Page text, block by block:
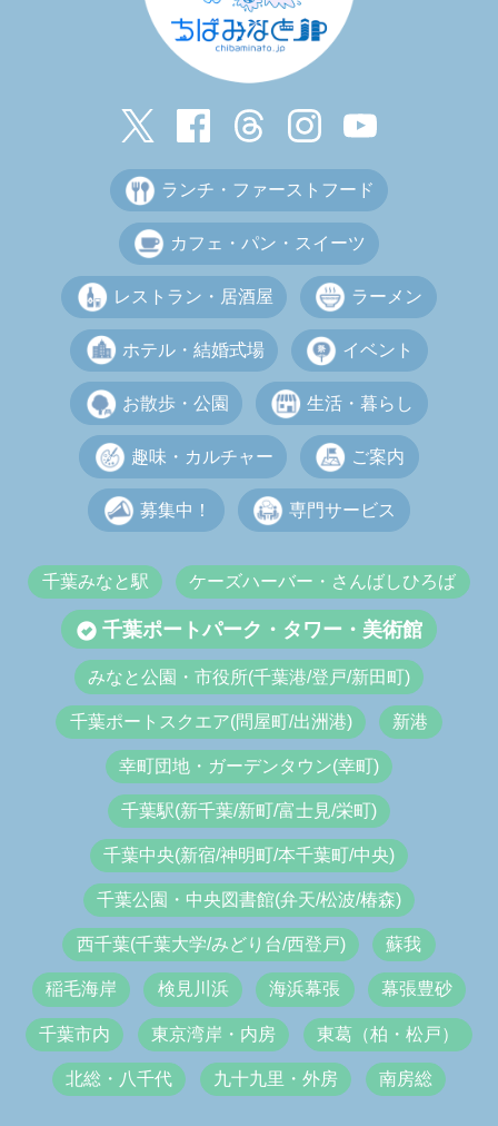
ランチ・ファーストフード
カフェ・パン・スイーツ
レストラン・居酒屋 ラーメン
ホテル・結婚式場 イベント
お散歩・公園 生活・暮らし
趣味・カルチャー ご案内
募集中！ 専門サービス
千葉みなと駅 ケーズハーバー・さんばしひろば
千葉ポートパーク・タワー・美術館
みなと公園・市役所(千葉港/登戸/新田町)
千葉ポートスクエア(問屋町/出洲港) 新港
幸町団地・ガーデンタウン(幸町)
千葉駅(新千葉/新町/富士見/栄町)
千葉中央(新宿/神明町/本千葉町/中央)
千葉公園・中央図書館(弁天/松波/椿森)
西千葉(千葉大学/みどり台/西登戸) 蘇我
稲毛海岸 検見川浜 海浜幕張 幕張豊砂
千葉市内 東京湾岸・内房 東葛（柏・松戸）
北総・八千代 九十九里・外房 南房総